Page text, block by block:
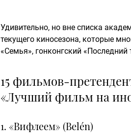
Удивительно, но вне списка
текущего киносезона, которые
«Семья», гонконгский
15 фильмов-
«Лучший фильм на
1. «Вифлеем» (Belén)